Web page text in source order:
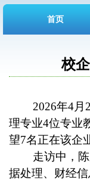
首页
校
2026年4月20
理专业4位专业
望7名正在该企
走访中，陈
据处理、财经